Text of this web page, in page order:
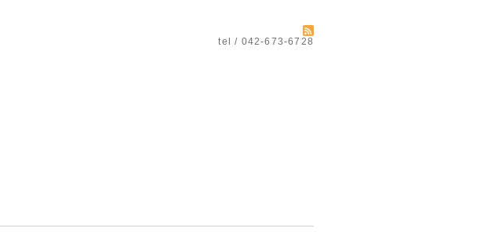
tel / 042-673-6728